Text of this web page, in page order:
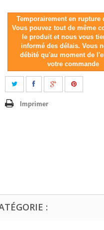
Temporairement en rupture
Vous pouvez tout de même
le produit et nous vous
informé des délais. Vous
débité qu'au moment de
votre commande
Imprimer
: